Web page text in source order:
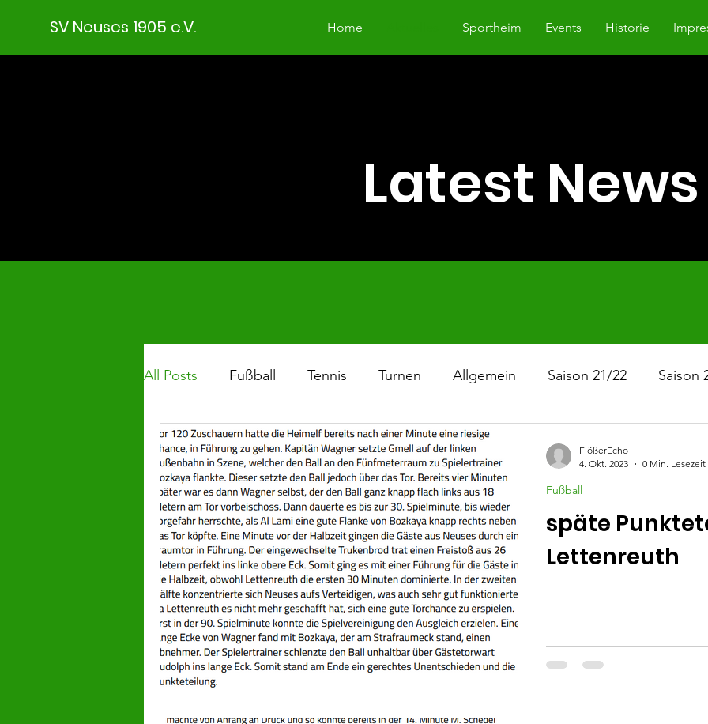
SV Neuses 1905 e.V. Home Sportheim Events Historie
Latest News
All Posts Fußball Tennis Turnen Allgemein Saison 21/22 Saison
SVN II Saison 18/19 Saison 19/21 Saison 23/24
späte
Lettenreuth
Fußball
FlößerEcho
4. Okt. 2023
0 Min. Lesezeit